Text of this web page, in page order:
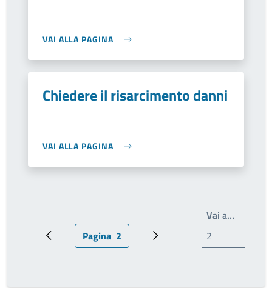
VAI ALLA PAGINA
Chiedere il risarcimento danni
VAI ALLA PAGINA
Pagina precedentePagina attuale
Pagina 2 Prossima pagina
Vai a…